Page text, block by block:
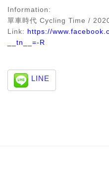
Information:
單車時代 Cycling Time /
Link: https://
__tn__=-R
LINE